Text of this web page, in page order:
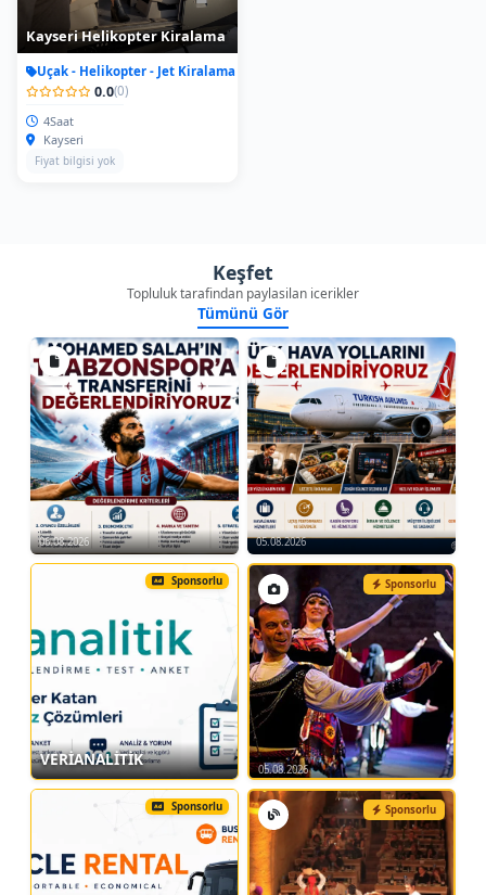
Kayseri Helikopter Kiralama
Uçak - Helikopter - Jet Kiralama
0.0(0)
4Saat
Kayseri
Fiyat bilgisi yok
Keşfet
Topluluk tarafindan paylasilan icerikler
Tümünü Gör
06.08.2026 05.08.2026
Sponsorlu
VERİANALİTİK
Sponsorlu
05.08.2026
Sponsorlu Sponsorlu